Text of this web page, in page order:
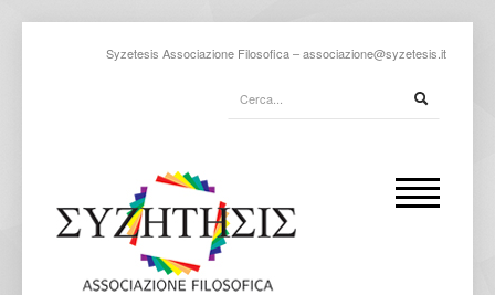
Syzetesis Associazione Filosofica –associazione@syzetesis.it